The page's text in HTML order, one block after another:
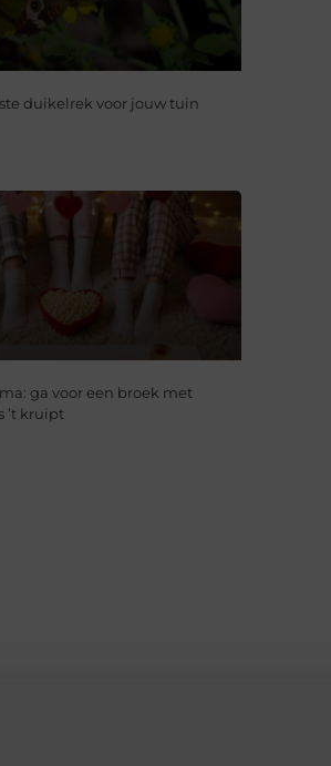
duikelrek voor jouw tuin
ga voor een broek met
’t kruipt